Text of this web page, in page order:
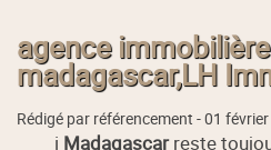
agence
madagascar,LH
Rédigé par référencement -01
i Madagascarreste